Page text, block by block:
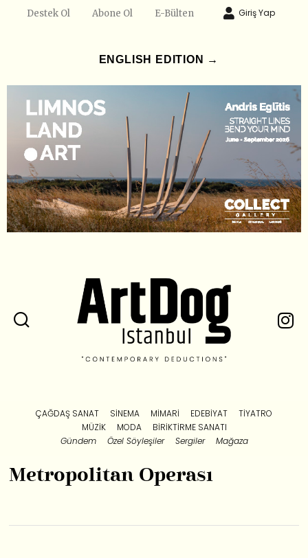
Destek Ol Abone Ol E-Bülten Giriş Yap
ENGLISH EDITION →
ÇAĞDAŞ SANAT SINEMA MIMARI EDEBIYAT
TIYATRO
MÜZIK
MODA
BIRIKTIRME SANATI
Gündem
Özel Söyleşiler Sergiler Mağaza
Metropolitan Operası